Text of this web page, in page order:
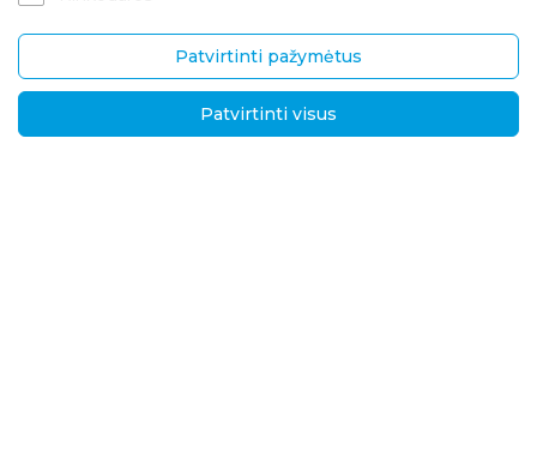
Kontaktai
Garantinis/ pogarantinis aptar
navimas
Pristatymas ir grąžinimas
Patvirtinti pažymėtus
Patvirtinti visus